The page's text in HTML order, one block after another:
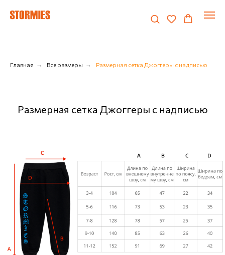
Главная → Все размеры → Размерная сетка Джоггеры с надписью
Размерная сетка Джоггеры с надписью